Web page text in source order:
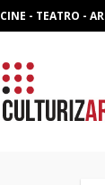
CINE - TEATRO -